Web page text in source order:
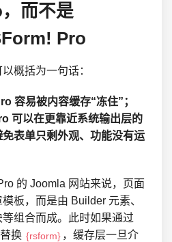
而不是
Pro
概括为一句话：
容易被内容缓存“冻住”；
可以在更靠近系统输出层的
表单只剩外观、功能没有运
的 Joomla 网站来说，页面
板，而是由 Builder 元素、
组合而成。此时如果通过
换 {rsform} ，缓存层一旦介